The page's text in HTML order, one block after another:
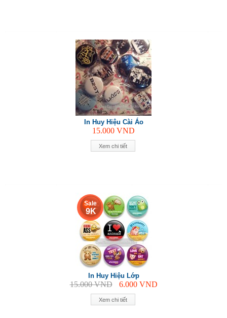
Xem chi tiết
In Huy Hiệu Cài Áo
15.000 VND
Xem chi tiết
Sale
9 K
In Huy Hiệu Lớp
15.000VND 6.000 VND